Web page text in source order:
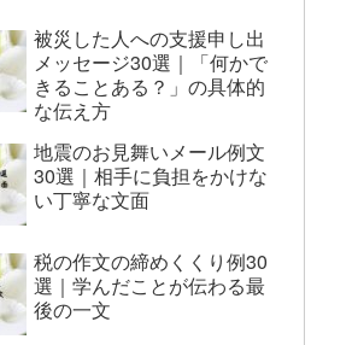
被災した人への支援申し出
メッセージ30選｜「何かで
きることある？」の具体的
な伝え方
地震のお見舞いメール例文
30選｜相手に負担をかけな
い丁寧な文面
税の作文の締めくくり例30
選｜学んだことが伝わる最
後の一文